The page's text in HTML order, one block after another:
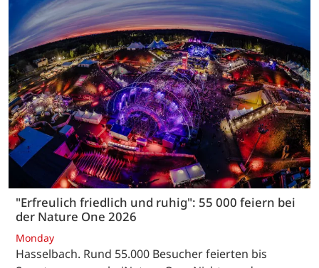
"Erfreulich friedlich und ruhig": 55 000 feiern bei
der Nature One 2026
Monday
Hasselbach. Rund 55.000 Besucher feierten bis